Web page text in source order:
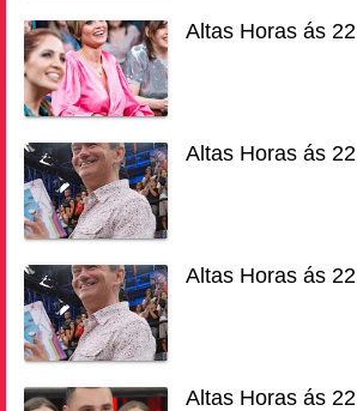
Altas Horas ás
Altas Horas ás
Altas Horas ás
Altas Horas ás